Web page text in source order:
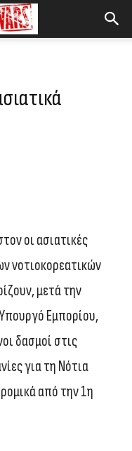
οι ασιατικές
νοτιοκορεατικών
μετά την
Εμπορίου,
δασμοί στις
για τη Νότια
από την 1η